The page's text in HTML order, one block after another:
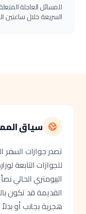
للمسائل العاجلة
السريعة خلال ساعتين
سياق
تصدر جوازات السفر
للجوازات التابعة
البيومتري الحالي
القديمة قد تكون
هجرية بجانب أو بدلاً